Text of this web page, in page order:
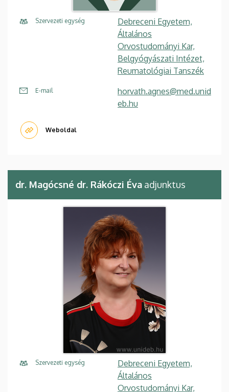
Szervezeti egység
Debreceni Egyetem,
Általános
Orvostudományi Kar,
Belgyógyászati Intézet,
Reumatológiai Tanszék
E-mail
horvath.agnes@med.unid
eb.hu
Weboldal
dr. Magócsné dr. Rákóczi Éva adjunktus
Szervezeti egység
Debreceni Egyetem,
Általános
Orvostudományi Kar,